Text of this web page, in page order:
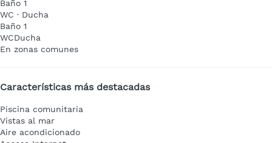
Baño 1
WC · Ducha
Baño 1
WCDucha
En zonas comunes
Características más destacadas
Piscina comunitaria
Vistas al mar
Aire acondicionado